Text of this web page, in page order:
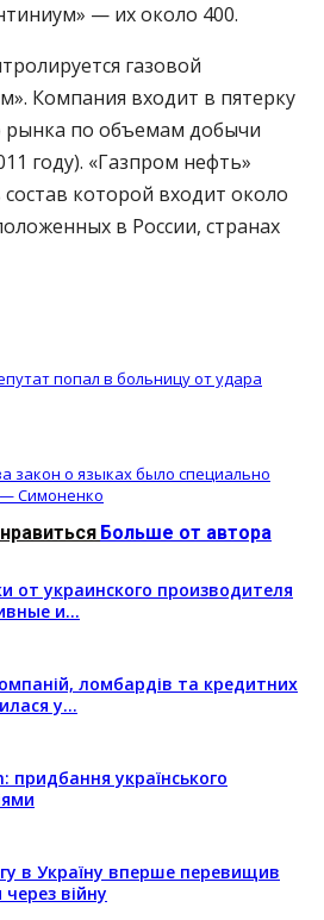
— их около 400.
газовой
Компания входит в пятерку
рынка по объемам добычи
году). «Газпром нефть»
которой входит около
в России, странах
попал в больницу от удара
закон о языках было специально
Симоненко
Больше от автора
от украинского производителя
и…
ломбардів та кредитних
у…
українського
в Україну вперше перевищив
війну